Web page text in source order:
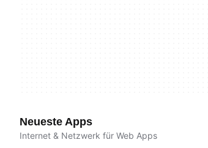
Neueste Apps
Internet & Netzwerk für Web Apps